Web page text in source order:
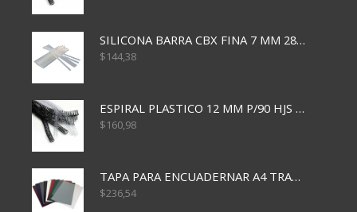
SILICONA BARRA CBX FINA 7 MM 28 CM
$144,38
ESPIRAL PLASTICO 12 MM P/90 HJS X50X1500
$160,98
TAPA PARA ENCUADERNAR A4 TRANSP x50x500
$236,54